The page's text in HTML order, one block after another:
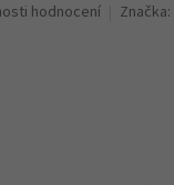
hodnocení Značka: